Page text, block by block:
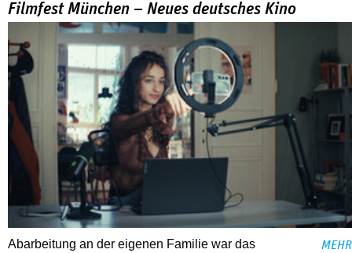
Filmfest München – Neues deutsches Kino
Abarbeitung an der eigenen Familie war das
MEHR